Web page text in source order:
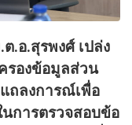
ต.อ.สุรพงศ์ เปล่ง
รองข้อมูลส่วน
ถลงการณ์เพื่อ
การตรวจสอบข้อ